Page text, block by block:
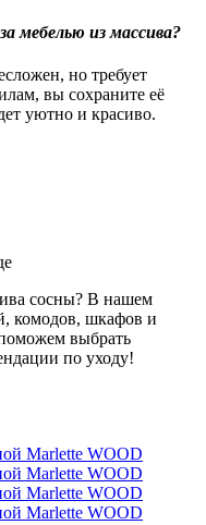
мебелью из массива?
но требует
вы сохраните её
уютно и красиво.
сосны? В нашем
комодов, шкафов и
выбрать
по уходу!